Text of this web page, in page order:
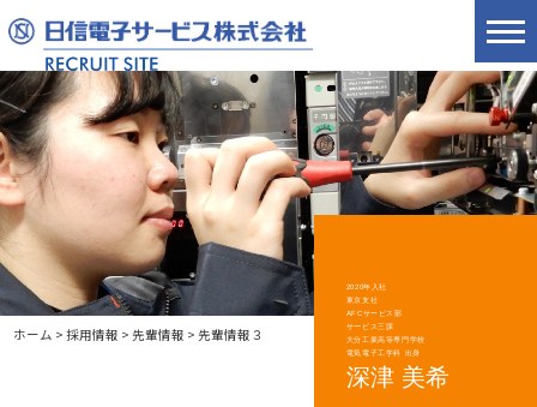
ホーム >採用情報 >先輩情報 >先輩情報３
2020年入社
東京支社
AFCサービス部
サービス三課
大分工業高等専門学校
電気電子工学科 出身
深津 美希